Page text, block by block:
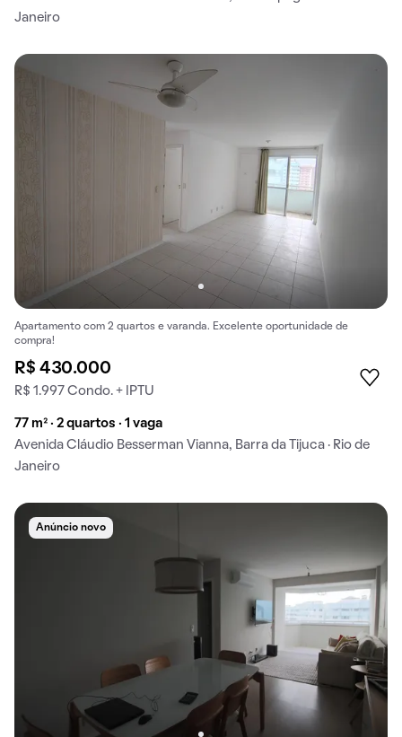
Janeiro
Apartamento com 2 quartos e varanda. Excelente oportunidade de
compra!
R$ 430.000
R$ 1.997 Condo. + IPTU
77 m² · 2 quartos · 1 vaga
Avenida Cláudio Besserman Vianna, Barra da Tijuca · Rio de
Janeiro
Anúncio novo